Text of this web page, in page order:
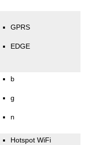
GPRS
EDGE
b
g
n
Hotspot WiFi